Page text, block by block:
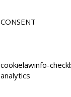
CONSENT
cookielawinfo-
analytics